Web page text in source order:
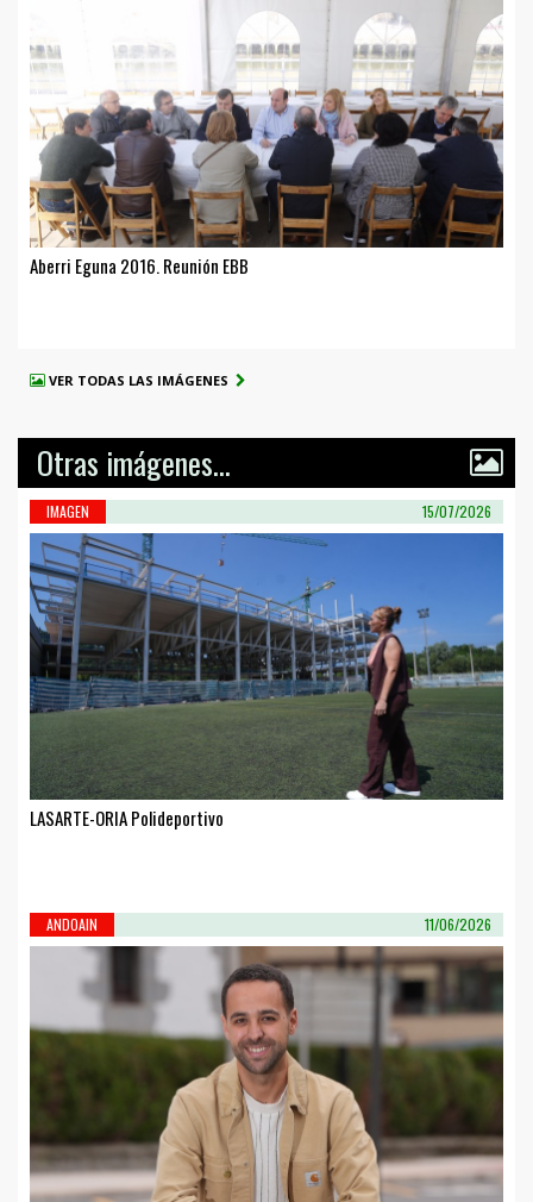
Aberri Eguna 2016. Reunión EBB
VER TODAS LAS IMÁGENES
Otras imágenes...
IMAGEN 15/07/2026
LASARTE-ORIA Polideportivo
ANDOAIN 11/06/2026